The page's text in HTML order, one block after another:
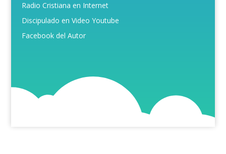
Radio Cristiana en Internet
Discipulado en Video Youtube
Facebook del Autor